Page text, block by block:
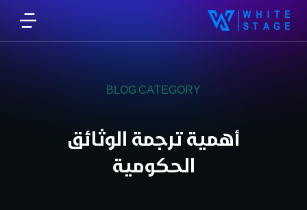
BLOG CATEGORY
أهمية ترجمة الوثائق
الحكومية